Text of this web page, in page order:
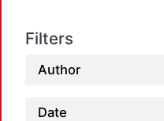
Filters
Author
Date